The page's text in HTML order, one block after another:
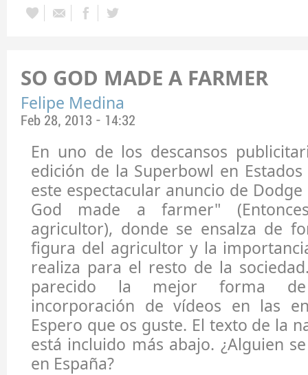
SO GOD MADE A FARMER
Felipe Medina
Feb 28, 2013 - 14:32
En uno de los descansos
edición de la Superbowl en
este espectacular anuncio de
God made a farmer"
agricultor), donde se ensalza de
figura del agricultor y la
realiza para el resto de la
parecido la mejor forma
incorporación de vídeos en las
Espero que os guste. El texto de la
está incluido más abajo. ¿Alguien
en España?